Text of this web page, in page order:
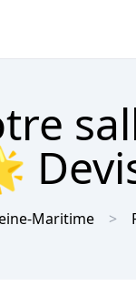
Maritime